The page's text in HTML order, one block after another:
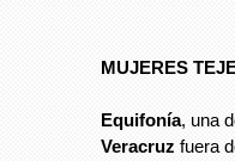
MUJERES
Equifonía, una
Veracruz fuera